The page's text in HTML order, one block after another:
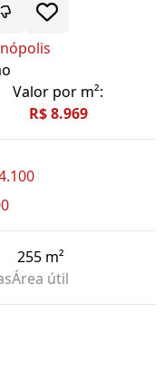
Valor por m²:
R$ 8.969
255 m²
Área útil